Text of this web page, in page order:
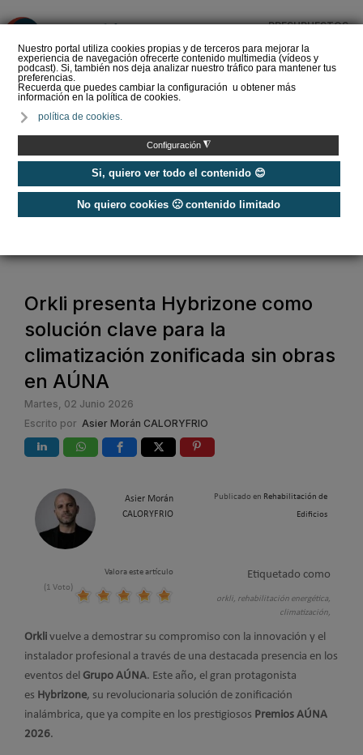
Nuestro portal utiliza cookies propias y de terceros para mejorar la
experiencia de navegación ofrecerte contenido multimedia (vídeos y
podcast). Si, también nos deja analizar nuestro tráfico para mantener tus
preferencias.
Recuerda que puedes cambiar la configuración u obtener más
información en la política de cookies.
política de cookies.
Configuración ◮
Si, quiero ver todo el contenido 😊
No quiero cookies 🙁 contenido limitado
PRESUPUESTOS
Construcción Sostenible / Rehabilitación de Edificios
Orkli presenta Hybrizone como
solución clave para la
climatización zonificada sin obras
en AÚNA
Martes, 02 Junio 2026
Escrito por Asier Morán CALORYFRIO
Asier Morán
CALORYFRIO
Publicado en Rehabilitación de
Edificios
Valora este artículo
(1 Voto)
Etiquetado como
orkli, rehabilitación energética,
climatización,
Orkli vuelve a demostrar su compromiso con la innovación y el
instalador profesional a través de una destacada presencia en los
eventos del Grupo AÚNA. Este año, el gran protagonista
es Hybrizone, su revolucionaria solución de zonificación
inalámbrica, que ya compite en los prestigiosos Premios AÚNA
2026.